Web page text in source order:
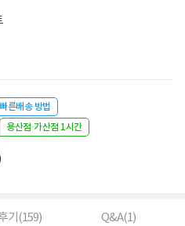
빠른배송 방법
용산점·가산점 1시간
기(159) Q&A(1)